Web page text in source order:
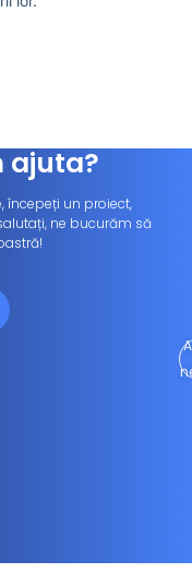
ajuta?
începeți un proiect,
ne bucurăm să